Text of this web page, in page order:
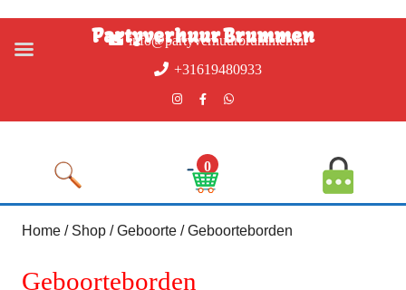
info@partyverhuurbrummen.nl
+31619480933
0
Home / Shop /Geboorte / Geboorteborden
Geboorteborden
Partyverhuur Brummen